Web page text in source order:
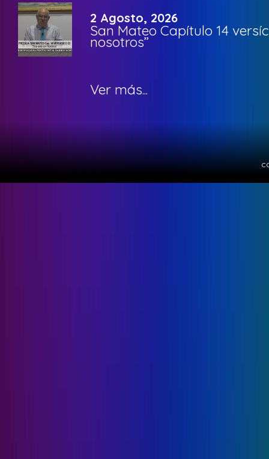
2 Agosto, 2026
San Mateo Capítulo 14
nosotros”
Ver más...